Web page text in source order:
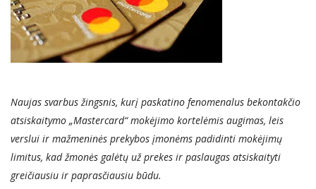
Naujas svarbus žingsnis, kurį paskatino fenomenalus bekontakčio
atsiskaitymo „Mastercard“ mokėjimo kortelėmis augimas, leis
verslui ir mažmeninės prekybos įmonėms padidinti mokėjimų
limitus, kad žmonės galėtų už prekes ir paslaugas atsiskaityti
greičiausiu ir paprasčiausiu būdu.